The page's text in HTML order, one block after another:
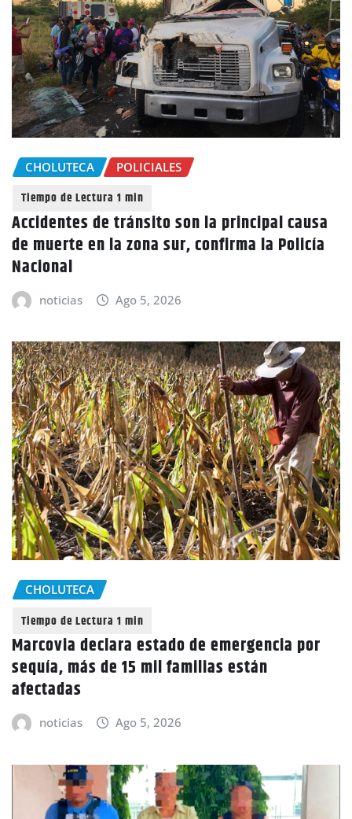
CHOLUTECA POLICIALES
Accidentes de tránsito son la principal causa
de muerte en la zona sur, confirma la Policía
Nacional
noticias Ago 5, 2026
CHOLUTECA
Marcovia declara estado de emergencia por
sequía, más de 15 mil familias están
afectadas
noticias Ago 5, 2026